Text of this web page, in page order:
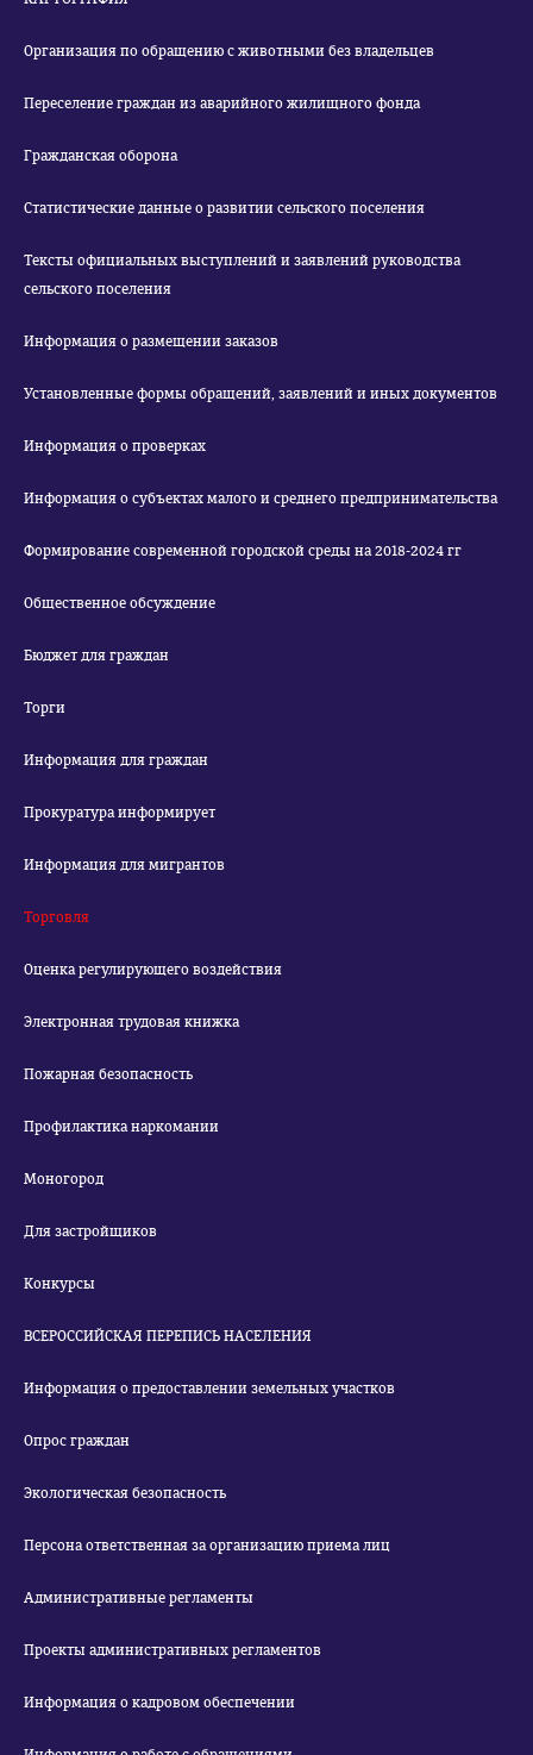
Организация по обращению с животными без владельцев
Переселение граждан из аварийного жилищного фонда
Гражданская оборона
Статистические данные о развитии сельского поселения
Тексты официальных выступлений и заявлений руководства
сельского поселения
Информация о размещении заказов
Установленные формы обращений, заявлений и иных документов
Информация о проверках
Информация о субъектах малого и среднего предпринимательства
Формирование современной городской среды на 2018-2024 гг
Общественное обсуждение
Бюджет для граждан
Торги
Информация для граждан
Прокуратура информирует
Информация для мигрантов
Торговля
Оценка регулирующего воздействия
Электронная трудовая книжка
Пожарная безопасность
Профилактика наркомании
Моногород
Для застройщиков
Конкурсы
ВСЕРОССИЙСКАЯ ПЕРЕПИСЬ НАСЕЛЕНИЯ
Информация о предоставлении земельных участков
Опрос граждан
Экологическая безопасность
Персона ответственная за организацию приема лиц
Административные регламенты
Проекты административных регламентов
Информация о кадровом обеспечении